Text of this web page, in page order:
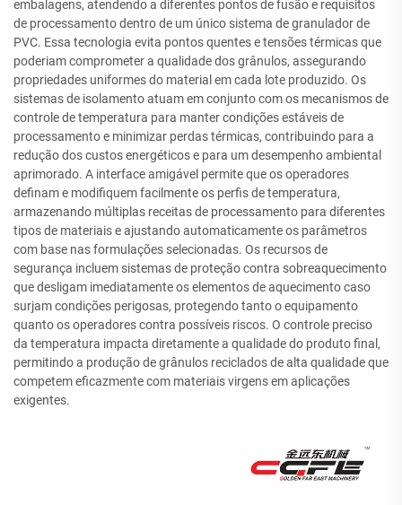
embalagens, atendendo a diferentes pontos de fusão e requisitos
de processamento dentro de um único sistema de granulador de
PVC. Essa tecnologia evita pontos quentes e tensões térmicas que
poderiam comprometer a qualidade dos grânulos, assegurando
propriedades uniformes do material em cada lote produzido. Os
sistemas de isolamento atuam em conjunto com os mecanismos de
controle de temperatura para manter condições estáveis de
processamento e minimizar perdas térmicas, contribuindo para a
redução dos custos energéticos e para um desempenho ambiental
aprimorado. A interface amigável permite que os operadores
definam e modifiquem facilmente os perfis de temperatura,
armazenando múltiplas receitas de processamento para diferentes
tipos de materiais e ajustando automaticamente os parâmetros
com base nas formulações selecionadas. Os recursos de
segurança incluem sistemas de proteção contra sobreaquecimento
que desligam imediatamente os elementos de aquecimento caso
surjam condições perigosas, protegendo tanto o equipamento
quanto os operadores contra possíveis riscos. O controle preciso
da temperatura impacta diretamente a qualidade do produto final,
permitindo a produção de grânulos reciclados de alta qualidade que
competem eficazmente com materiais virgens em aplicações
exigentes.